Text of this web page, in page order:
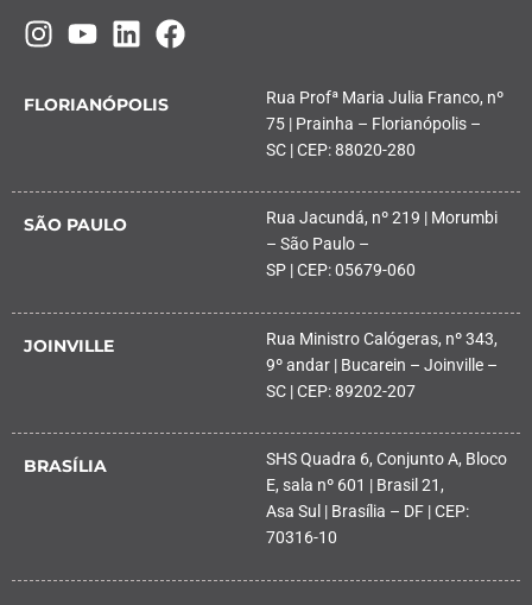
FLORIANÓPOLIS
Rua Profª Maria Julia Franco, nº
75 | Prainha – Florianópolis –
SC | CEP: 88020-280
SÃO PAULO
Rua Jacundá, nº 219 | Morumbi
– São Paulo –
SP | CEP: 05679-060
JOINVILLE
Rua Ministro Calógeras, nº 343,
9º andar | Bucarein – Joinville –
SC | CEP: 89202-207
BRASÍLIA
SHS Quadra 6, Conjunto A, Bloco
E, sala nº 601 | Brasil 21,
Asa Sul | Brasília – DF | CEP:
70316-10